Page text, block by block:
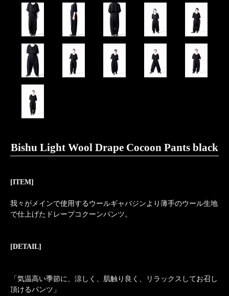
Bishu Light Wool Drape Cocoon Pants black
[ITEM]
我々がメインで使用するウールギャバジンより薄手のウール生地
で仕上げたドレープコクーンパンツ。
[DETAIL]
「気温高い季節に、涼しく、肌触り良く、リラックスしてお召し
頂けるパンツ」